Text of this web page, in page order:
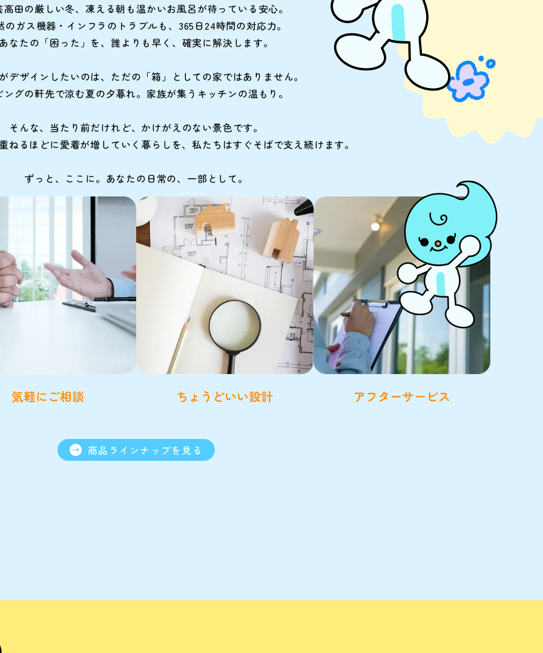
高田の厳しい冬、 凍える朝も温かいお風呂が待っている安心。
のガス機器・インフラのトラブルも、 365日24時間の対応力。
あなたの「困った」を、誰よりも早く、 確実に解決します。
デザインしたいのは、 ただの「箱」としての家ではありません。
ングの軒先で涼む夏の夕暮れ。 家族が集うキッチンの温もり。
そんな、当たり前だけれど、 かけがえのない景色です。
ねるほどに愛着が増していく暮らしを、私たちはすぐそばで支え続けます。
ずっと、ここに。あなたの日常の、一部として。
気軽にご相談 ちょうどいい設計 アフターサービス
商品ラインナップを見る